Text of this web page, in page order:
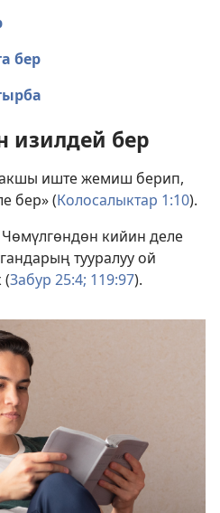
бер
изилдей бер
иште жемиш берип,
бер» (Колосалыктар 1:10).
Чөмүлгөндөн кийин деле
тууралуу ой
(Забур 25:4; 119:97).